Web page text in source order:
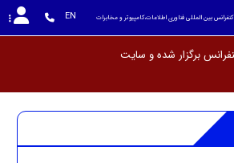
کنفرانس بین المللی فناوری اطلاعات،کامپیوتر و مخابرات EN
کنفرانس برگزار شده و س